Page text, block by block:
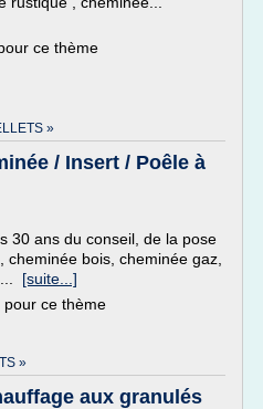
ce thème
»
/ Insert / Poêle à
30 ans du conseil, de la pose
bois, cheminée gaz,
[suite...]
pour ce thème
»
aux granulés